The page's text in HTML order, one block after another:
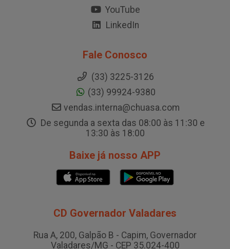
YouTube
LinkedIn
Fale Conosco
(33) 3225-3126
(33) 99924-9380
vendas.interna@chuasa.com
De segunda a sexta das 08:00 às 11:30 e
13:30 às 18:00
Baixe já nosso APP
CD Governador Valadares
Rua A, 200, Galpão B - Capim, Governador
Valadares/MG - CEP 35.024-400